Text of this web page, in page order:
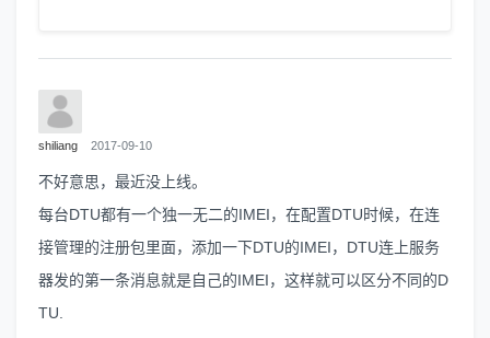
shiliang 2017-09-10
不好意思，最近没上线。
每台DTU都有一个独一无二的IMEI，在配置DTU时候，在连
接管理的注册包里面，添加一下DTU的IMEI，DTU连上服务
器发的第一条消息就是自己的IMEI，这样就可以区分不同的D
TU.